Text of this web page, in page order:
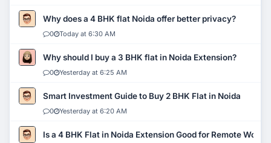
Why does a 4 BHK flat Noida offer better privacy?
0 Today at 6:30 AM
Why should I buy a 3 BHK flat in Noida Extension?
0 Yesterday at 6:25 AM
Smart Investment Guide to Buy 2 BHK Flat in Noida
0 Yesterday at 6:20 AM
Is a 4 BHK Flat in Noida Extension Good for Remote Work?